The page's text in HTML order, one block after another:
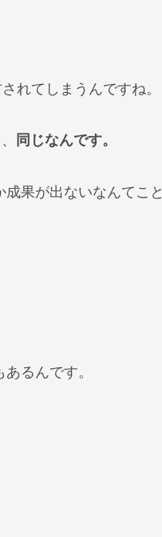
れてしまうんですね。
同じなんです。
果が出ないなんてこ
るんです。